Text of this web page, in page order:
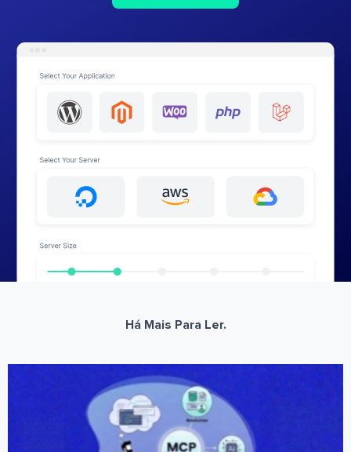
Há Mais Para Ler.